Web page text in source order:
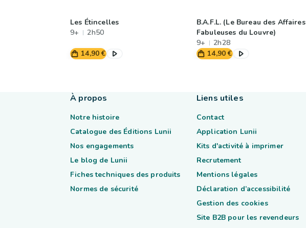
Les Étincelles
9+
2h50
14,90 €
B.A.F.L. (Le Bureau des Affaires
Fabuleuses du Louvre)
9+
2h28
14,90 €
À propos
Notre histoire
Catalogue des Éditions Lunii
Nos engagements
Le blog de Lunii
Fiches techniques des produits
Normes de sécurité
Liens utiles
Contact
Application Lunii
Kits d'activité à imprimer
Recrutement
Mentions légales
Déclaration d’accessibilité
Gestion des cookies
Site B2B pour les revendeurs